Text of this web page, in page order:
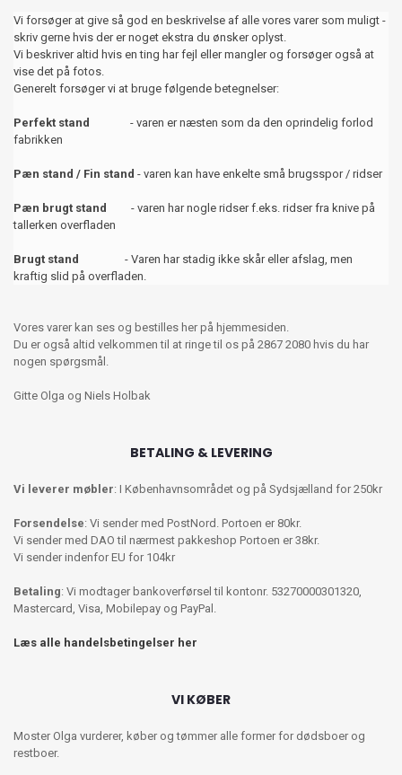
Vi forsøger at give så god en beskrivelse af alle vores varer som muligt -
skriv gerne hvis der er noget ekstra du ønsker oplyst.
Vi beskriver altid hvis en ting har fejl eller mangler og forsøger også at
vise det på fotos.
Generelt forsøger vi at bruge følgende betegnelser:
Perfekt stand - varen er næsten som da den oprindelig forlod
fabrikken
Pæn stand / Fin stand - varen kan have enkelte små brugsspor / ridser
Pæn brugt stand
- varen har nogle ridser f.eks. ridser fra knive på
tallerken overfladen
Brugt stand
- Varen har stadig ikke skår eller afslag, men
kraftig slid på overfladen.
Vores varer kan ses og bestilles her på hjemmesiden.
Du er også altid velkommen til at ringe til os på 2867 2080 hvis du har
nogen spørgsmål.
Gitte Olga og Niels Holbak
BETALING & LEVERING
Vi leverer møbler: I Københavnsområdet og på Sydsjælland for 250kr
Forsendelse: Vi sender med PostNord. Portoen er 80kr.
Vi sender med DAO til nærmest pakkeshop Portoen er 38kr.
Vi sender indenfor EU for 104kr
Betaling: Vi modtager bankoverførsel til kontonr. 53270000301320,
Mastercard, Visa, Mobilepay og PayPal.
Læs alle handelsbetingelser her
VI KØBER
Moster Olga vurderer, køber og tømmer alle former for dødsboer og
restboer.